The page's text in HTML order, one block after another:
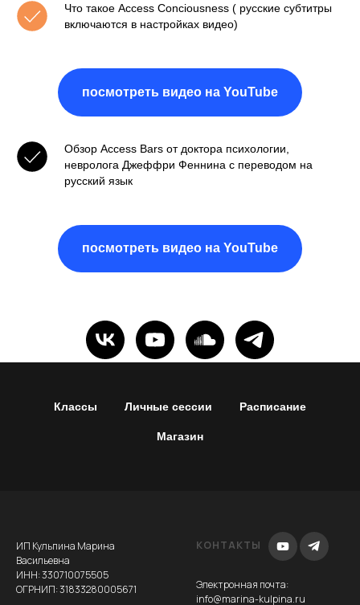
Что такое Access Conciousness ( русские субтитры
включаются в настройках видео)
посмотреть видео на YouTube
Обзор Access Bars от доктора психологии,
невролога Джеффри Феннина с переводом на
русский язык
посмотреть видео на YouTube
Классы Личные сессии Расписание
Магазин
ИП Кульпина Марина
Васильевна
ИНН: 330710075505
ОГРНИП: 31833280005671
КОНТАКТЫ
Электронная почта:
info@marina-kulpina.ru